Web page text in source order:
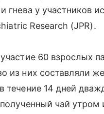
гнева у участников
Research (JPR).
60 взрослых
из них составляли
течение 14 дней
чай